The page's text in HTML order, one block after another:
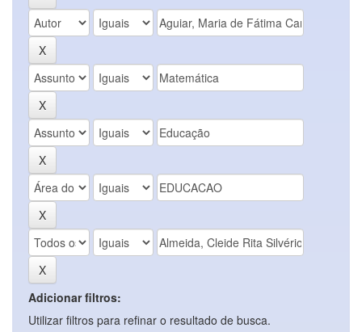
Adicionar filtros:
Utilizar filtros para refinar o resultado de busca.